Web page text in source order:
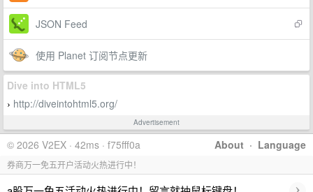
JSON Feed
使用 Planet 订阅节点更新
Dive into HTML5
› http://diveintohtml5.org/
Advertisement
About · Language
© 2026 V2EX · 42ms · f75fff0a
券商万一免五开户活动火热进行中！